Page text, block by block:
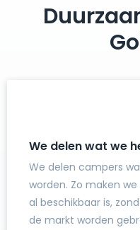
We delen wat we
We delen campers
worden. Zo maken
al beschikbaar is,
de markt worden